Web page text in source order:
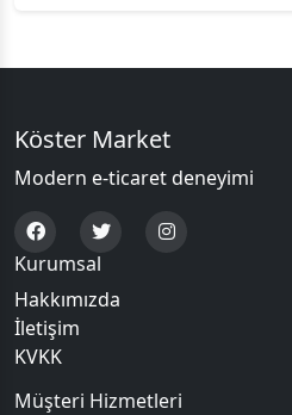
Köster Market
Modern e-ticaret deneyimi
Kurumsal
Hakkımızda
İletişim
KVKK
Müşteri Hizmetleri